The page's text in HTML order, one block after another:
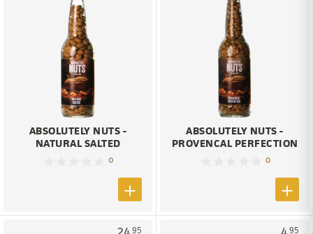
ABSOLUTELY NUTS -
NATURAL SALTED
0
ABSOLUTELY NUTS -
PROVENCAL PERFECTION
0
95 95